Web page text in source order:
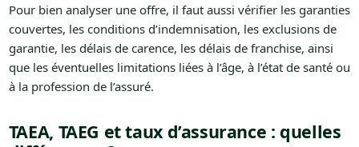
Pour bien analyser une offre, il faut aussi vérifier les garanties
couvertes, les conditions d’indemnisation, les exclusions de
garantie, les délais de carence, les délais de franchise, ainsi
que les éventuelles limitations liées à l’âge, à l’état de santé ou
à la profession de l’assuré.
TAEA, TAEG et taux d’assurance : quelles